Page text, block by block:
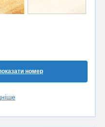
номер